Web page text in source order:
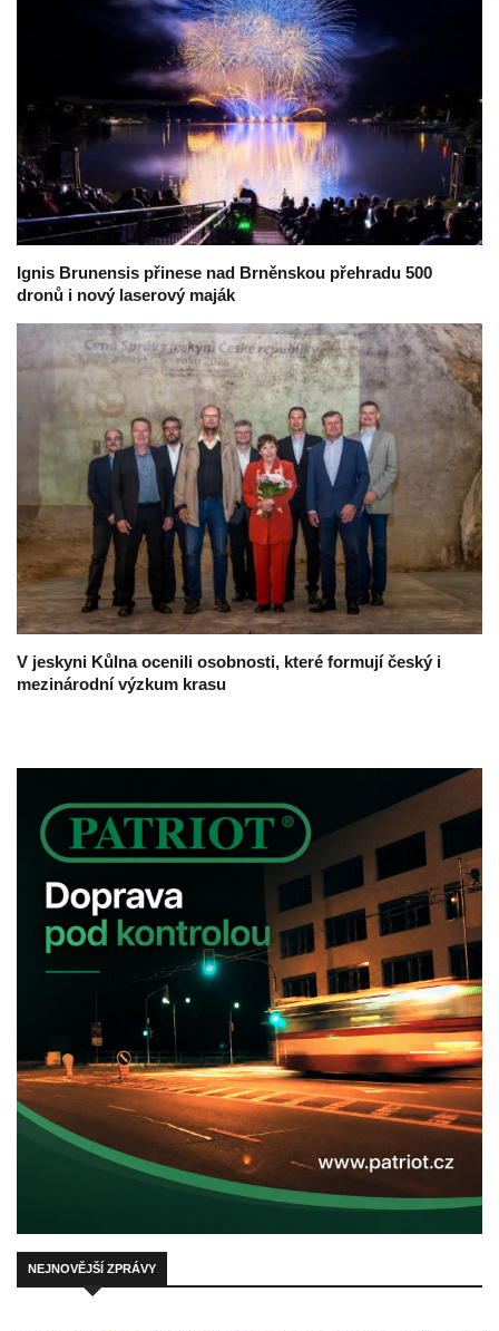
Ignis Brunensis přinese nad Brněnskou přehradu 500
dronů i nový laserový maják
V jeskyni Kůlna ocenili osobnosti, které formují český i
mezinárodní výzkum krasu
NEJNOVĚJŠÍ ZPRÁVY